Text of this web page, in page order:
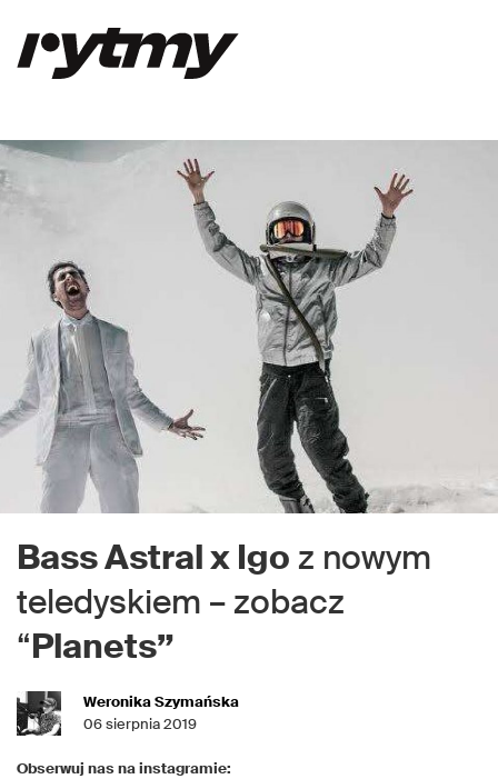
Bass Astral x Igo z nowym
teledyskiem – zobacz
“Planets”
Weronika Szymańska
06 sierpnia 2019
Obserwuj nas na instagramie: